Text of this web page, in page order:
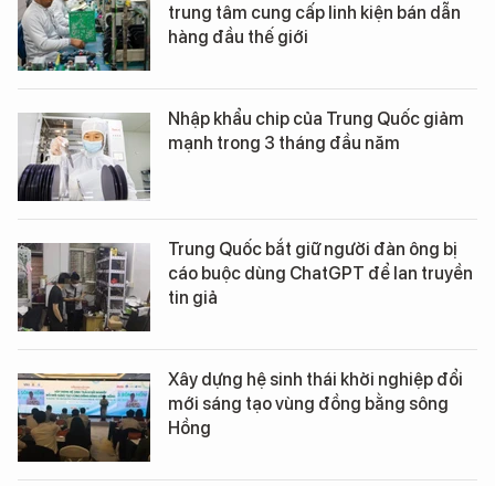
trung tâm cung cấp linh kiện bán dẫn
hàng đầu thế giới
Nhập khẩu chip của Trung Quốc giảm
mạnh trong 3 tháng đầu năm
Trung Quốc bắt giữ người đàn ông bị
cáo buộc dùng ChatGPT để lan truyền
tin giả
Xây dựng hệ sinh thái khởi nghiệp đổi
mới sáng tạo vùng đồng bằng sông
Hồng